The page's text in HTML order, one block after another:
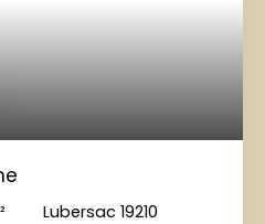
Lubersac 19210